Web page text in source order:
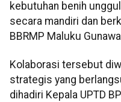
kebutuhan benih
secara mandiri dan
BBRMP Maluku
Kolaborasi tersebut
strategis yang
dihadiri Kepala UPTD